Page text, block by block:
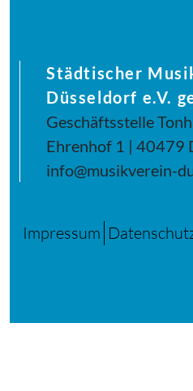
Städtischer
Düsseldorf e.V.
Geschäftsstelle
Ehrenhof 1 | 40479
info@musikverein-
Impressum